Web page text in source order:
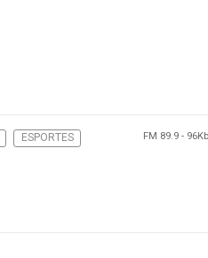
ESPORTES
FM 89.9 -